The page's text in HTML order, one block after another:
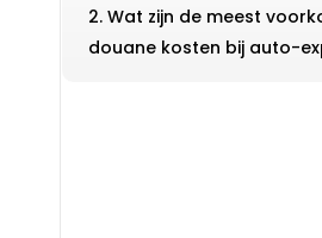
2. Wat zijn de meest
douane kosten bij auto-